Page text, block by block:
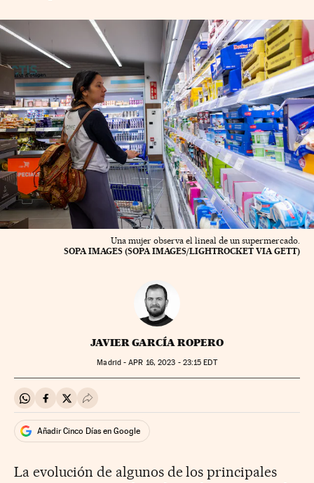
Una mujer observa el lineal de un supermercado.
SOPA IMAGES (SOPA IMAGES/LIGHTROCKET VIA GETT)
JAVIER GARCÍA ROPERO
Madrid -APR 16, 2023 - 23:15 EDT
Compartir en Whatsapp
Compartir en Facebook
Compartir en Twitter
Desplegar Redes Sociales
Añadir Cinco Días en Google
La evolución de algunos de los principales